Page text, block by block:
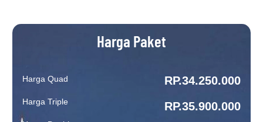
Harga Paket
Harga Quad
Harga Triple
RP.34.250.000
RP.35.900.000